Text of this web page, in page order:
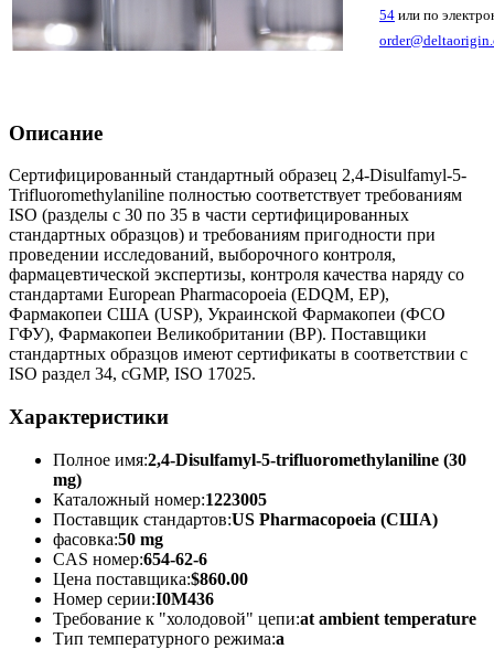
54 или по
Описание
Сертифицированный стандартный образец 2,4-Disulfamyl-5-
Trifluoromethylaniline полностью соответствует требованиям
ISO (разделы с 30 по 35 в части сертифицированных
стандартных образцов) и требованиям пригодности при
проведении исследований, выборочного контроля,
фармацевтической экспертизы, контроля качества наряду со
стандартами European Pharmacopoeia (EDQM, EP),
Фармакопеи США (USP), Украинской Фармакопеи (ФСО
ГФУ), Фармакопеи Великобритании (BP). Поставщики
стандартных образцов имеют сертификаты в соответствии с
ISO раздел 34, cGMP, ISO 17025.
Характеристики
Полное имя:2,4-Disulfamyl-5-trifluoromethylaniline (30
mg)
Каталожный номер:1223005
Поставщик стандартов:US Pharmacopoeia (США)
фасовка:50 mg
CAS номер:654-62-6
Цена поставщика:$860.00
Номер серии:I0M436
Требование к "холодовой" цепи:at ambient temperature
Тип температурного режима:a